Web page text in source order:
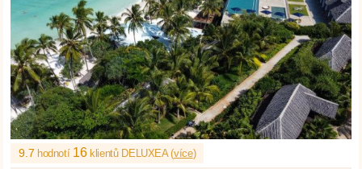
9.7 hodnotí 16klientů DELUXEA (více)